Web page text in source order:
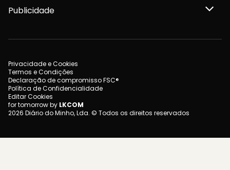
Publicidade
Privacidade e Cookies
Termos e Condições
Declaração de compromisso FSC®
Política de Confidencialidade
Editar Cookies
for tomorrow by LKCOM
2026 Diário do Minho, Lda. © Todos os direitos reservados